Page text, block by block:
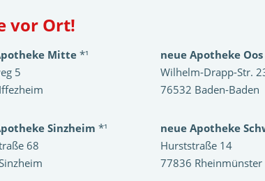
vor Ort!
Mitte*¹
5
neue Apotheke Oos
Wilhelm-Drapp-Str.
76532 Baden-Baden
Sinzheim *¹
68
neue Apotheke
Hurststraße 14
77836 Rheinmünster